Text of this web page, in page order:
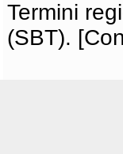
Termini
(SBT).